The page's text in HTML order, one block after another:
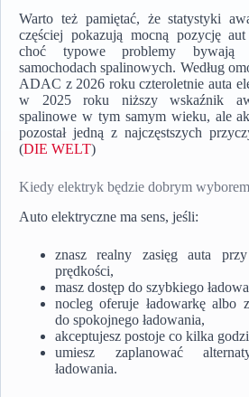
Warto też pamiętać, że statystyki
częściej pokazują mocną pozycję
choć typowe problemy
samochodach spalinowych. Według
ADAC z 2026 roku czteroletnie auta
w 2025 roku niższy wskaźnik
spalinowe w tym samym wieku, ale
pozostał jedną z najczęstszych
(DIE WELT)
Kiedy elektryk będzie dobrym
Auto elektryczne ma sens, jeśli:
znasz realny zasięg auta przy
prędkości,
masz dostęp do szybkiego
nocleg oferuje ładowarkę albo
do spokojnego ładowania,
akceptujesz postoje co kilka
umiesz zaplanować
ładowania.